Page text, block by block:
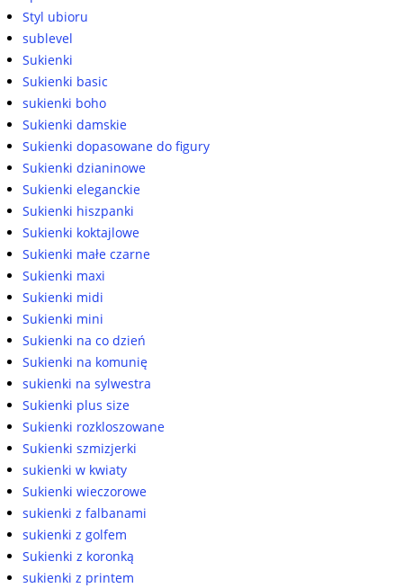
Styl ubioru
sublevel
Sukienki
Sukienki basic
sukienki boho
Sukienki damskie
Sukienki dopasowane do figury
Sukienki dzianinowe
Sukienki eleganckie
Sukienki hiszpanki
Sukienki koktajlowe
Sukienki małe czarne
Sukienki maxi
Sukienki midi
Sukienki mini
Sukienki na co dzień
Sukienki na komunię
sukienki na sylwestra
Sukienki plus size
Sukienki rozkloszowane
Sukienki szmizjerki
sukienki w kwiaty
Sukienki wieczorowe
sukienki z falbanami
sukienki z golfem
Sukienki z koronką
sukienki z printem